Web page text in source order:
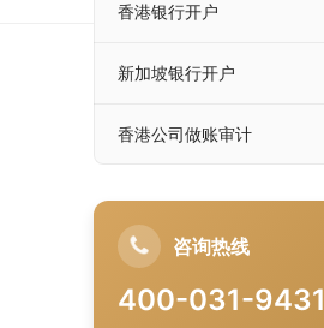
香港银行开户
新加坡银行开户
香港公司做账审计
咨询热线
400-031-9431